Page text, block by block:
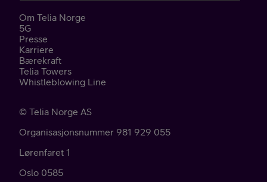
Om Telia Norge
5G
Presse
Karriere
Bærekraft
Telia Towers
Whistleblowing Line
© Telia Norge AS
Organisasjonsnummer 981 929 055
Lørenfaret 1
Oslo 0585